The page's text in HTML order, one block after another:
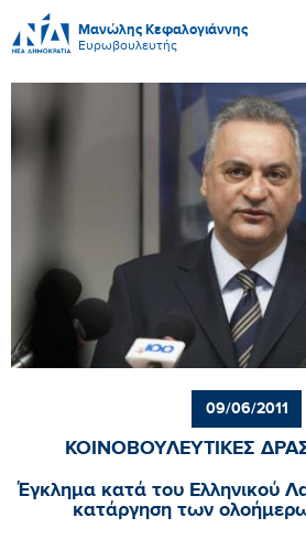
Μανώλης Κεφαλογιάννης
Ευρωβουλευτής
09/06/2011
ΚΟΙΝΟΒΟΥΛΕΥΤΙΚΕΣ
Έγκλημα κατά του Ελληνικού
κατάργηση των